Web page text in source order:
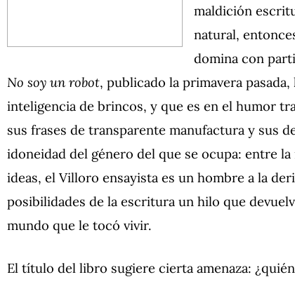
maldición
natural,
domina con
No soy un robot, publicado la primavera
inteligencia de brincos, y que es en el humor
sus frases de transparente manufactura y sus
idoneidad del género del que se ocupa: entre
ideas, el Villoro ensayista es un hombre a la
posibilidades de la escritura un hilo que
mundo que le tocó vivir.
El título del libro sugiere cierta amenaza: